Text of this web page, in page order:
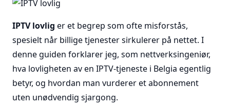
IPTV lovlig er et begrep som ofte misforstås,
spesielt når billige tjenester sirkulerer på nettet. I
denne guiden forklarer jeg, som nettverksingeniør,
hva lovligheten av en IPTV-tjeneste i Belgia egentlig
betyr, og hvordan man vurderer et abonnement
uten unødvendig sjargong.